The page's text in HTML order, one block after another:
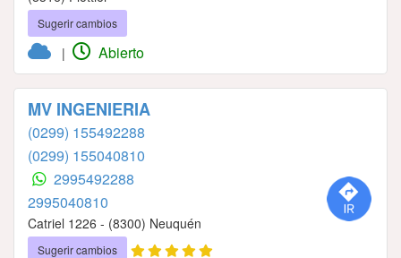
Sugerir cambios
| Abierto
MV INGENIERIA
(0299) 155492288
(0299) 155040810
2995492288
2995040810
Catriel 1226 - (8300) Neuquén
Sugerir cambios